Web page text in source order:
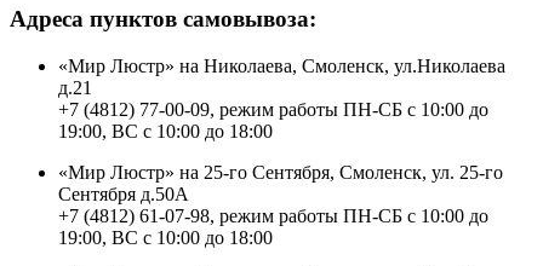
Адреса пунктов самовывоза:
«Мир Люстр» на Николаева, Смоленск, ул.Николаева
д.21
+7 (4812) 77-00-09, режим работы ПН-СБ с 10:00 до
19:00, ВС с 10:00 до 18:00
«Мир Люстр» на 25-го Сентября, Смоленск, ул. 25-го
Сентября д.50А
+7 (4812) 61-07-98, режим работы ПН-СБ с 10:00 до
19:00, ВС с 10:00 до 18:00